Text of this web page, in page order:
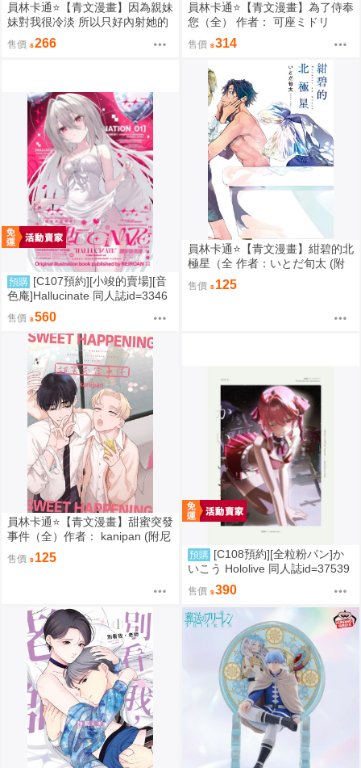
員林卡通⭐️【青文漫畫】因為親妹
妹對我很冷淡 所以只好內射她的
好朋友（全） 作者： あきさかや
もか
售價 266
員林卡通⭐️【青文漫畫】為了侍奉
您（全） 作者： 可座ミドリ
售價 314
預購 [C107預約][小竣的賣場][音
色庵]Hallucinate 同人誌id=3346
售價 560
員林卡通⭐️【青文漫畫】紺碧的北
極星（全 作者：いとだ旬太 (附
尼采書套)
售價 125
員林卡通⭐️【青文漫畫】甜蜜突發
事件（全）作者： kanipan (附尼
采書套)
售價 125 預購 [C108預約][全粒粉パン]か
いこう Hololive 同人誌id=37539
89
售價 390